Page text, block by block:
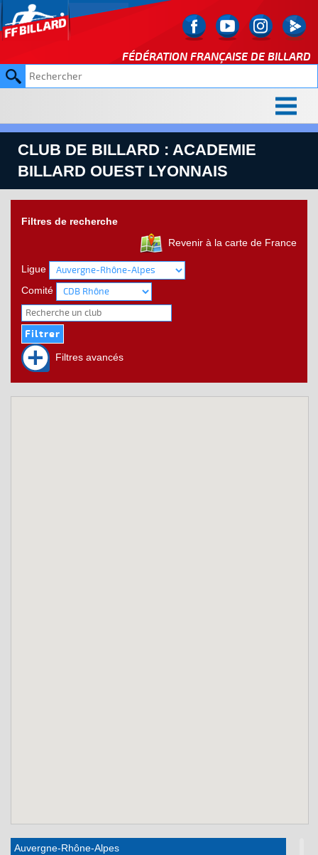
FÉDÉRATION FRANÇAISE DE BILLARD
CLUB DE BILLARD : ACADEMIE
BILLARD OUEST LYONNAIS
Filtres de recherche
Revenir à la carte de France
Ligue
Comité
Filtres avancés
Auvergne-Rhône-Alpes